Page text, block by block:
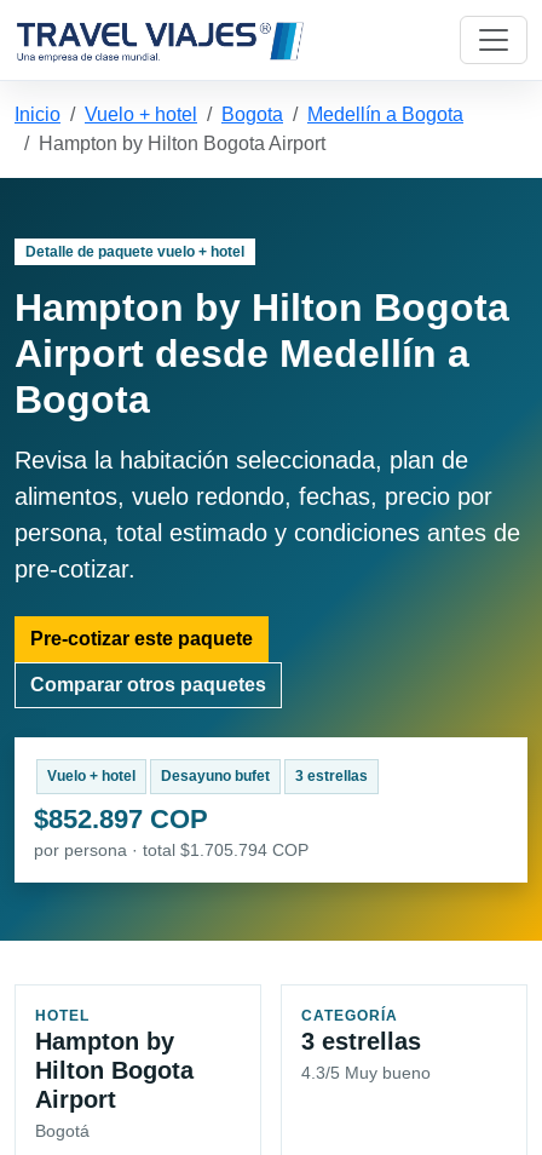
Inicio Vuelo + hotel Bogota
Medellín a Bogota
Hampton by Hilton Bogota Airport
Detalle de paquete vuelo + hotel
Hampton by Hilton Bogota
Airport desde Medellín a
Bogota
Revisa la habitación seleccionada, plan de
alimentos, vuelo redondo, fechas, precio por
persona, total estimado y condiciones antes de
pre-cotizar.
Pre-cotizar este paquete
Comparar otros paquetes
Vuelo + hotel Desayuno bufet 3 estrellas
$852.897 COP
por persona · total $1.705.794 COP
HOTEL
Hampton by
Hilton Bogota
Airport
Bogotá
CATEGORÍA
3 estrellas
4.3/5 Muy bueno